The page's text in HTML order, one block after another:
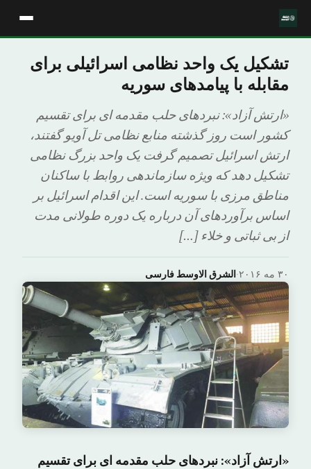
تشکیل یک واحد نظامی اسرائیلی برای
مقابله با پیامدهای سوریه
«ارتش آزاد»: نبردهای حلب مقدمه ای برای تقسیم
کشور است روز گذشته منابع نظامی تل آویو گفتند،
ارتش اسرائیل تصمیم گرفت یک واحد بزرگ نظامی
تشکیل دهد که ویژه سازماندهی روابط با ساکنان
مناطق مرزی با سوریه است. این اقدام اسرائیل بر
اساس برآوردهای آن درباره یک دوره طولانی مدت
از بی ثباتی و خلاء […]
الشرق الاوسط فارسی· ۳۰ مه ۲۰۱۶
«ارتش آزاد»: نبردهای حلب مقدمه ای برای تقسیم